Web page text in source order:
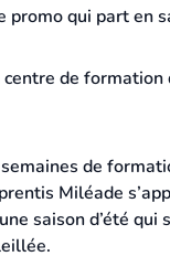
promo qui part en
centre de
de
Miléade
saison d’été qui